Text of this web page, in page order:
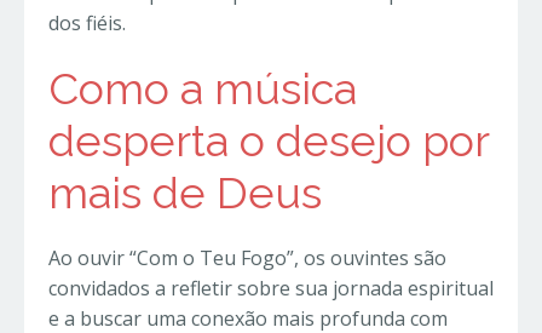
dos fiéis.
Como a música
desperta o desejo por
mais de Deus
Ao ouvir “Com o Teu Fogo”, os ouvintes são
convidados a refletir sobre sua jornada espiritual
e a buscar uma conexão mais profunda com